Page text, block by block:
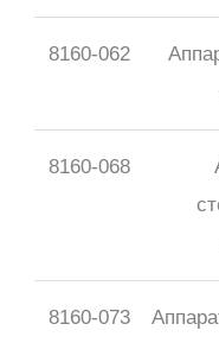
8160-062
8160-068
8160-073